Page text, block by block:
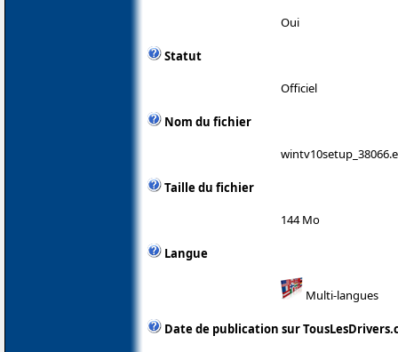
Oui
Statut
Officiel
Nom du fichier
Taille du fichier
144 Mo
Langue
Multi-langues
Date de publication sur